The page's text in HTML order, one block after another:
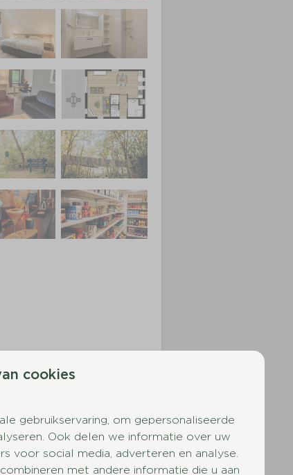
cookies
gebruikservaring, om gepersonaliseerde
Ook delen we informatie over uw
voor social media, adverteren en analyse.
met andere informatie die u aan